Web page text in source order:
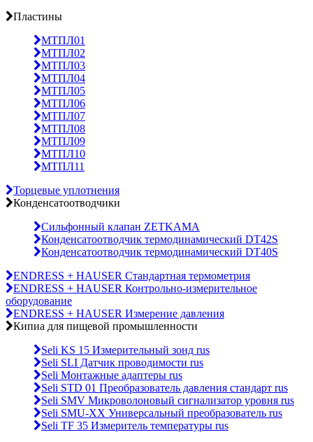
Пластины
МТПЛ01
МТПЛ02
МТПЛ03
МТПЛ04
МТПЛ05
МТПЛ06
МТПЛ07
МТПЛ08
МТПЛ09
МТПЛ10
МТПЛ11
Торцевые уплотнения
Конденсатоотводчики
Сильфонный клапан ZETKAMA
Конденсатоотводчик термодинамический DT42S
Конденсатоотводчик термодинамический DT40S
ENDRESS + HAUSER Стандартная термометрия
ENDRESS + HAUSER Контрольно-измерительное
оборудование
ENDRESS + HAUSER Измерение давления
Кипиа для пищевой промышленности
Seli KS 15 Измерительный зонд rus
Seli SLI Датчик проводимости rus
Seli Монтажные адаптеры rus
Seli STD 01 Преобразователь давления стандарт rus
Seli SMV Микроволоновый сигнализатор уровня rus
Seli SMU-ХХ Универсальный преобразователь rus
Seli TF 35 Измеритель температуры rus